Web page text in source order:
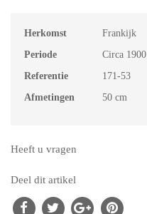
Herkomst
Frankijk
Periode
Circa 1900
Referentie
171-53
Afmetingen
50 cm
Heeft u vragen
Deel dit artikel